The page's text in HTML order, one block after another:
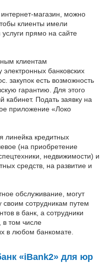
магазин, можно
клиенты имели
прямо на сайте
клиентам
банковских
закупок есть возможность
гарантию. Для этого
Подать заявку на
приложение «Локо
линейка кредитных
(на приобретение
недвижимости) и
средств, на развитие и
обслуживание, могут
своим сотрудникам путем
в банк, а сотрудники
в том числе
в любом банкомате.
«iBank2» для юр